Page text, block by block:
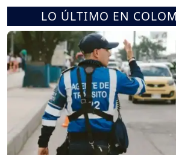
LO ÚLTIMO EN